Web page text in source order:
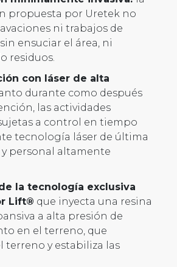
propuesta por Uretek no
ni trabajos de
ensuciar el área, ni
residuos.
con láser de alta
durante como después
las actividades
a control en tiempo
tecnología láser de última
personal altamente
la tecnología exclusiva
Lift® que inyecta una resina
a alta presión de
en el terreno, que
terreno y estabiliza las